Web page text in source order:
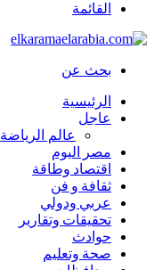
القائمة
بحث عن
الرئيسية
عاجل
عالم الرياضة
مصر اليوم
اقتصاد وطاقة
ثقافة و فن
عربي ودولي
تحقيقات وتقارير
حوادث
صحة وتعليم